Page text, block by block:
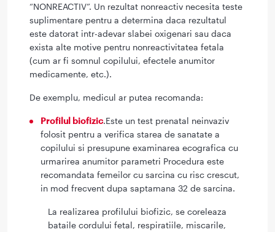
“NONREACTIV”. Un rezultat nonreactiv necesita teste
suplimentare pentru a determina daca rezultatul
este datorat intr-adevar slabei oxigenari sau daca
exista alte motive pentru nonreactivitatea fetala
(cum ar fi somnul copilului, efectele anumitor
medicamente, etc.).
De exemplu, medicul ar putea recomanda:
Profilul biofizic.Este un test prenatal neinvaziv
folosit pentru a verifica starea de sanatate a
copilului si presupune examinarea ecografica cu
urmarirea anumitor parametri Procedura este
recomandata femeilor cu sarcina cu risc crescut,
in mod frecvent dupa saptamana 32 de sarcina.
La realizarea profilului biofizic, se coreleaza
bataile cordului fetal, respiratiile, miscarile,